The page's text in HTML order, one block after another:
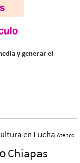
y generar el
en Lucha Atenco
Chiapas